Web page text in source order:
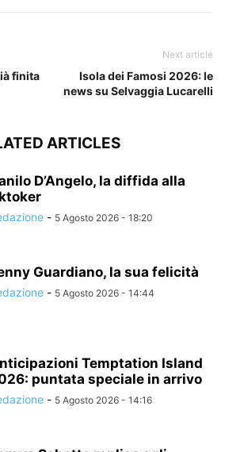
finita
Next article
Isola dei Famosi 2026: le
news su Selvaggia Lucarelli
ARTICLES
D’Angelo, la diffida alla
- 5 Agosto 2026 - 18:20
Guardiano, la sua felicità
- 5 Agosto 2026 - 14:44
Temptation Island
puntata speciale in arrivo
- 5 Agosto 2026 - 14:16